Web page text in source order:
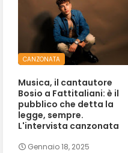
CANZONATA
Musica, il cantautore
Bosio a Fattitaliani: è il
pubblico che detta la
legge, sempre.
L'intervista canzonata
Gennaio 18, 2025